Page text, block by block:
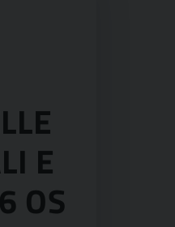
E
OS